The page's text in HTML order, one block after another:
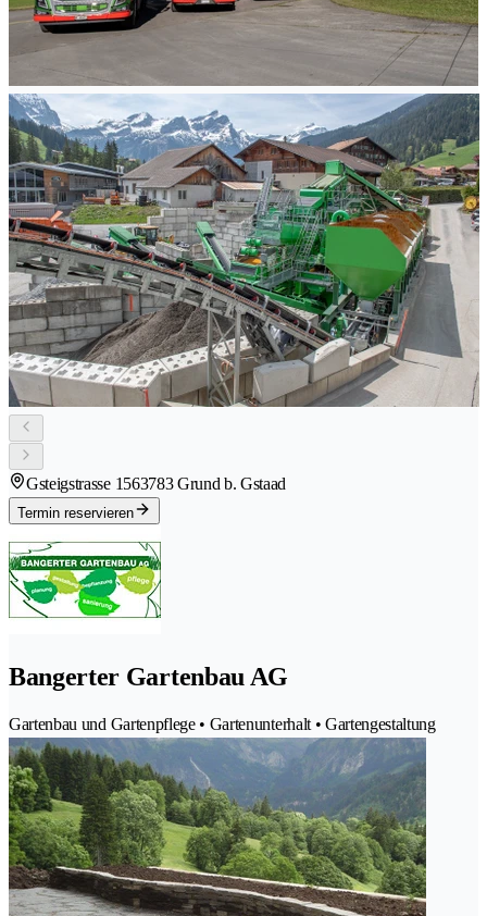
Gsteigstrasse 1563783 Grund b. Gstaad
Termin reservieren
Bangerter Gartenbau AG
Gartenbau und Gartenpflege • Gartenunterhalt • Gartengestaltung